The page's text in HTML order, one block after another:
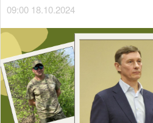
09:00 18.10.2024